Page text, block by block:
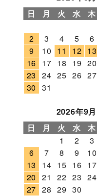
日
月 火 水 木
2
3 4 5 6
9
10 11 12 13
16
17 18 19 20
23
24 25 26 27
30
31
2026年9月
日
月 火 水 木
1
2 3
6
7 8 9 10
13
14 15 16 17
20
21 22 23 24
27 28 29 30